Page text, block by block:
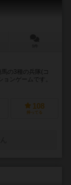
の3種の兵隊(コ
ンゲームです。
108
持ってる